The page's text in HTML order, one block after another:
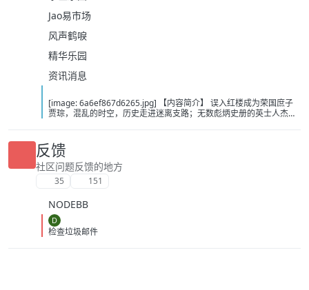
Jao易市场
风声鹤唳
精华乐园
资讯消息
[image: 6a6ef867d6265.jpg] 【内容简介】 误入红楼成为荣国庶子
贾琮，混乱的时空，历史走进迷离支路；无数彪炳史册的英士人杰，
州；山河零落风雪尽，立马孤山一世春。此系身前身后事，倩谁记去
作奇传？ 【下载地址】 百度：https://pan.baidu.com/s/1AdIFcc-
lBV0a5bV8QrKeWg?pwd=cjw2 夸克：
https://pan.quark.cn/s/30934bf0718b?pwd=MVyx 移动：
https://yun.139.com/shareweb/#/w/i/2wFGtMqeNSZ72
反馈
社区问题反馈的地方
35 151
NODEBB
D
检查垃圾邮件